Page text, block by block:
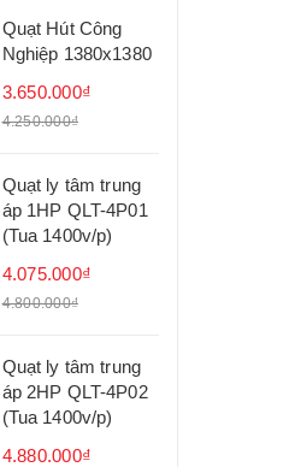
Quạt Hút Công
Nghiệp 1380x1380
3.650.000₫
4.250.000₫
Quạt ly tâm trung
áp 1HP QLT-4P01
(Tua 1400v/p)
4.075.000₫
4.800.000₫
Quạt ly tâm trung
áp 2HP QLT-4P02
(Tua 1400v/p)
4.880.000₫